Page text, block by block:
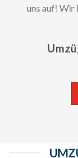
uns auf! Wir